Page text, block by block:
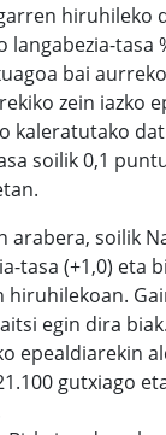
hiruhileko
langabezia-tasa
bai aurreko
zein iazko
kaleratutako
soilik 0,1
arabera, soilik
tasa (+1,0) eta
hiruhilekoan.
egin dira
epealdiarekin
gutxiago